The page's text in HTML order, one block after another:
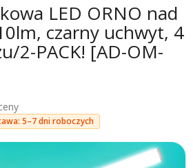
LED ORNO nad
czarny uchwyt, 4
2-PACK! [AD-OM-
5–7 dni roboczych